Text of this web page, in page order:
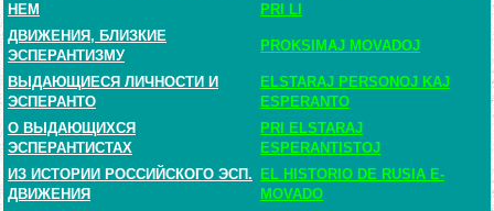
НЕМ
PRI LI
ДВИЖЕНИЯ, БЛИЗКИЕ
ЭСПЕРАНТИЗМУ
PROKSIMAJ MOVADOJ
ВЫДАЮЩИЕСЯ ЛИЧНОСТИ И
ЭСПЕРАНТО
ELSTARAJ PERSONOJ KAJ
ESPERANTO
О ВЫДАЮЩИХСЯ
ЭСПЕРАНТИСТАХ
PRI ELSTARAJ
ESPERANTISTOJ
ИЗ ИСТОРИИ РОССИЙСКОГО ЭСП.
ДВИЖЕНИЯ
EL HISTORIO DE RUSIA E-
MOVADO